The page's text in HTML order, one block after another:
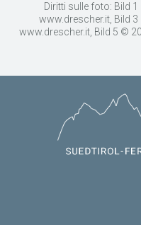
Diritti sulle foto: Bild
www.drescher.it, Bild
www.drescher.it, Bild 5 ©